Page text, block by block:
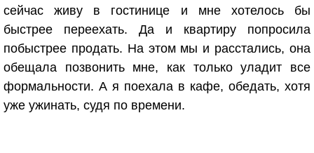
сейчас живу в гостинице и мне хотелось бы
быстрее переехать. Да и квартиру попросила
побыстрее продать. На этом мы и расстались, она
обещала позвонить мне, как только уладит все
формальности. А я поехала в кафе, обедать, хотя
уже ужинать, судя по времени.